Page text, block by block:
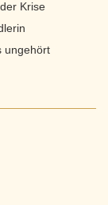
Krise
ungehört